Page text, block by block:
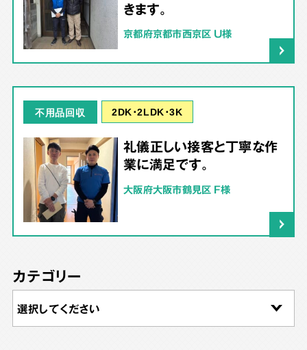
きます。
京都府京都市西京区 U様
不用品回収 2DK･2LDK･3K
礼儀正しい接客と丁寧な作
業に満足です。
大阪府大阪市鶴見区 F様
カテゴリー